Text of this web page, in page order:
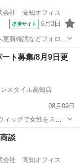
会社 高知オフィス
提携サイト 6月3日
新確認などフォロー
。 ●多くの派
ト募集/8月9日更
スタイル高知店
08月09日
ィッグで女性をステ
仕事内容> ファッショ
使用したヘアスタイ
談
会社 高知オフィス